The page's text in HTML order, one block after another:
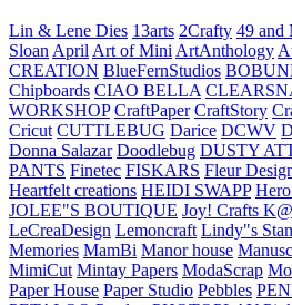
Lin & Lene Dies 13arts 2Crafty 49 and
Sloan April Art of Mini ArtAnthology
CREATION BlueFernStudios
Chipboards CIAO BELLA
WORKSHOP CraftPaper CraftStory
Cricut CUTTLEBUG Darice DCWV
Donna Salazar Doodlebug DUSTY
PANTS Finetec FISKARS Fleur
Heartfelt creations HEIDI SWAPP
JOLEE"S BOUTIQUE Joy! Crafts
LeCreaDesign Lemoncraft Lindy"s
Memories MamBi Manor house
MimiCut Mintay Papers ModaScrap
Paper House Paper Studio Pebbles